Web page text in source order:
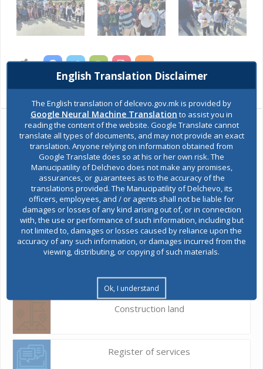
Views: 1,696
Ask the mayor
Report a problem
Budget and finances
Building Permit
Construction land
Register of services
English Translation Disclaimer
The English translation of delcevo.gov.mk is provided by
Google Neural Machine Translation to assist you in
reading the content of the website. Google Translate cannot
translate all types of documents, and may not provide an exact
translation. Anyone relying on information obtained from
Google Translate does so at his or her own risk. The
Manucipatility of Delchevo does not make any promises,
assurances, or guarantees as to the accuracy of the
translations provided. The Manucipatility of Delchevo, its
officers, employees, and / or agents shall not be liable for
damages or losses of any kind arising out of, or in connection
with, the use or performance of such information, including but
not limited to, damages or losses caused by reliance upon the
accuracy of any such information, or damages incurred from the
viewing, distributing, or copying of such materials.
Ok, I understand